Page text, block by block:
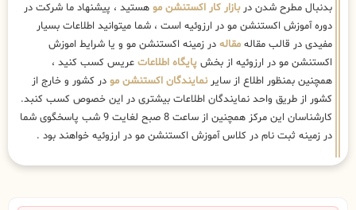
بدنبال مطرح شدن دربازار کار اکستنشن مو هستید ، پیشنهاد ما شرکت در
دوره آموزش اکستنشن مو در ارزوئیه است ، شما میتوانید اطلاعات بسیار
مفیدی در قالب مقاله مقاله در زمینه اکستنشن مو و یا شرایط اموزش
اکستنشن مو در ارزوئیه از بخش پایگاه اطلاعات عریس کسب کنید ،
همچنین بمنظور اطلاع از سایرنمایندگان اکستنشن مو در کشور و خارج از
کشور از طریق واحد نمایندگان اطلاعات بیشتری در این خصوص کسب کنبد.
کارشناسان این مرکز همچنین از ساعت 8 صبح لغایت 9 شب پاسخگوی شما
در زمینه ثبت نام در کلاس آموزش اکستنشن مو در ارزوئیه خواهند بود .